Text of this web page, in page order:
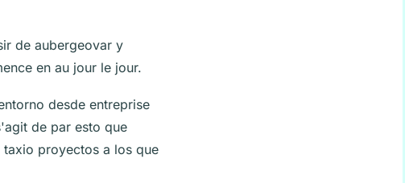
de aubergeovar y
en au jour le jour.
desde entreprise
de par esto que
proyectos a los que